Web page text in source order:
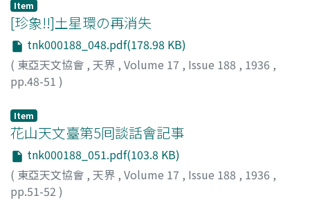
Item
[珍象!!]土星環の再消失
tnk000188_048.pdf(178.98 KB)
( 東亞天文協會 , 天界 , Volume 17 , Issue 188 , 1936 ,
pp.48-51 )
Item
花山天文臺第5囘談話會記事
tnk000188_051.pdf(103.8 KB)
( 東亞天文協會 , 天界 , Volume 17 , Issue 188 , 1936 ,
pp.51-52 )